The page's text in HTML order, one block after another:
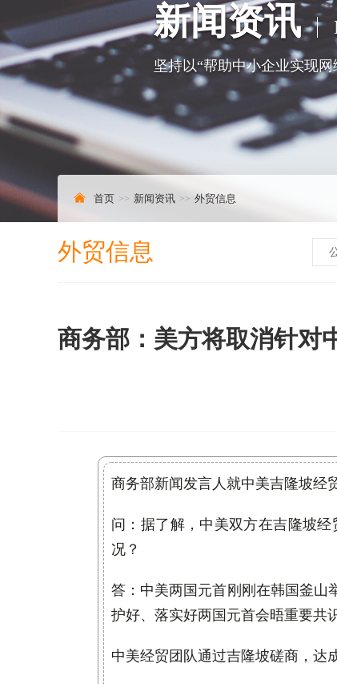
新闻资讯
坚持以“帮助中小企业实现
首页 新闻资讯 外贸信息
外贸信息
商务部：美方将取消针对
商务部新闻发言人就中美吉隆坡经
问：据了解，中美双方在吉隆坡
况？
答：中美两国元首刚刚在韩国釜山
护好、落实好两国元首会晤重要共识
中美经贸团队通过吉隆坡磋商，达